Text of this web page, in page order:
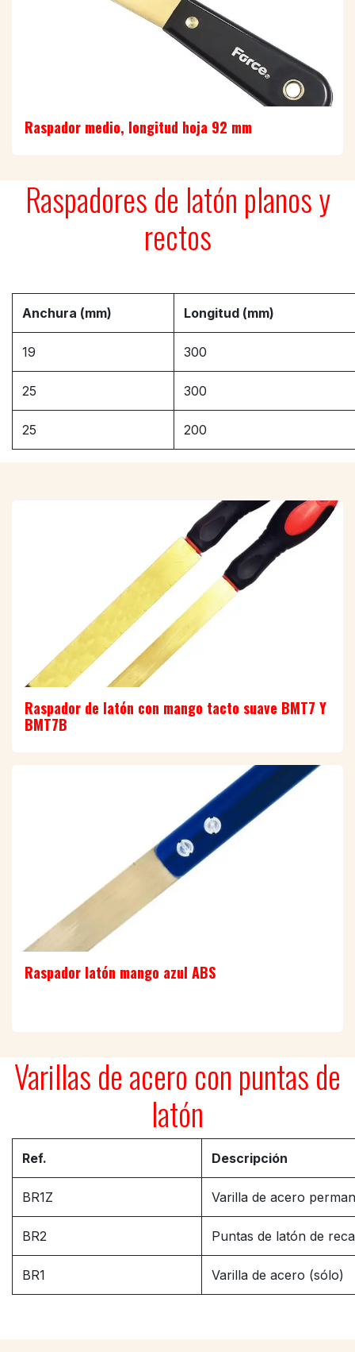
Raspador medio, longitud hoja 92 mm
Raspadores de latón planos y
rectos
Anchura (mm) Longitud (mm)
19 300
25 300
25 200
Raspador de latón con mango tacto suave BMT7 Y
BMT7B
Raspador latón mango azul ABS
Varillas de acero con puntas de
latón
Ref. Descripción
BR1Z Varilla de acero
BR2 Puntas de latón de
BR1 Varilla de acero (sólo)